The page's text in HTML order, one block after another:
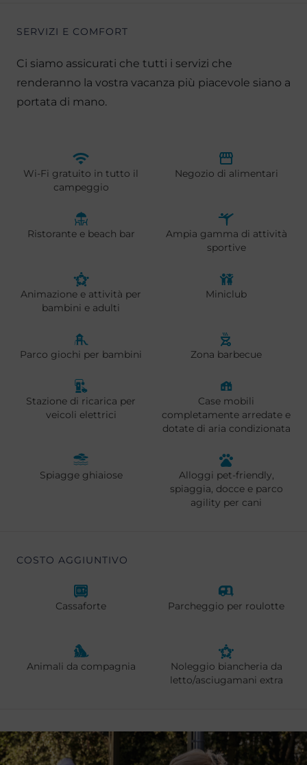
SERVIZI E COMFORT
Ci siamo assicurati che tutti i servizi che
renderanno la vostra vacanza più piacevole siano a
portata di mano.
Wi-Fi gratuito in tutto il
campeggio
Negozio di alimentari
Ristorante e beach bar
Ampia gamma di attività
sportive
Animazione e attività per
bambini e adulti
Miniclub
Parco giochi per bambini Zona barbecue
Stazione di ricarica per
veicoli elettrici
Case mobili
completamente arredate e
dotate di aria condizionata
Spiagge ghiaiose
Alloggi pet-friendly,
spiaggia, docce e parco
agility per cani
COSTO AGGIUNTIVO
Cassaforte Parcheggio per roulotte
Animali da compagnia
Noleggio biancheria da
letto/asciugamani extra